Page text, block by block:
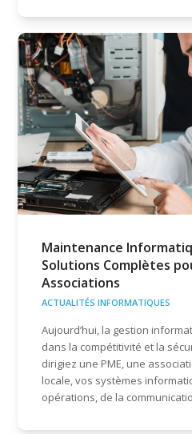
Maintenance
Solutions Complètes
Associations
ACTUALITÉS INFORMATIQUES
Aujourd’hui, la gestion
dans la compétitivité et la
dirigiez une PME, une
locale, vos systèmes
opérations, de la